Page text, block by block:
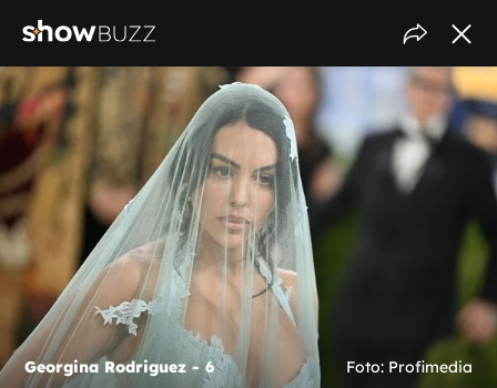
Georgina Rodriguez - 6 Foto: Profimedia